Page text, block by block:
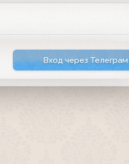
Вход через Телеграм